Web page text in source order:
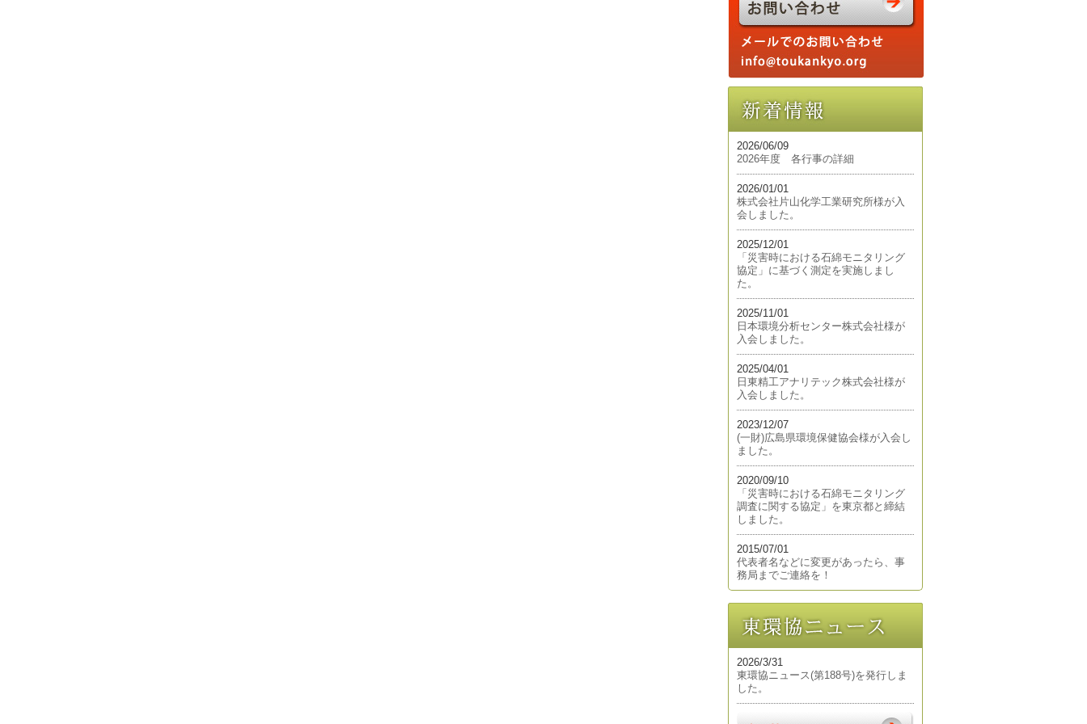
2026/06/09
2026年度 各行事の詳細
2026/01/01
株式会社片山化学工業研究所様が入
会しました。
2025/12/01
「災害時における石綿モニタリング
協定」に基づく測定を実施しまし
た。
2025/11/01
日本環境分析センター株式会社様が
入会しました。
2025/04/01
日東精工アナリテック株式会社様が
入会しました。
2023/12/07
(一財)広島県環境保健協会様が入会し
ました。
2020/09/10
「災害時における石綿モニタリング
調査に関する協定」を東京都と締結
しました。
2015/07/01
代表者名などに変更があったら、事
務局までご連絡を！
2026/3/31
東環協ニュース(第188号)を発行しま
した。